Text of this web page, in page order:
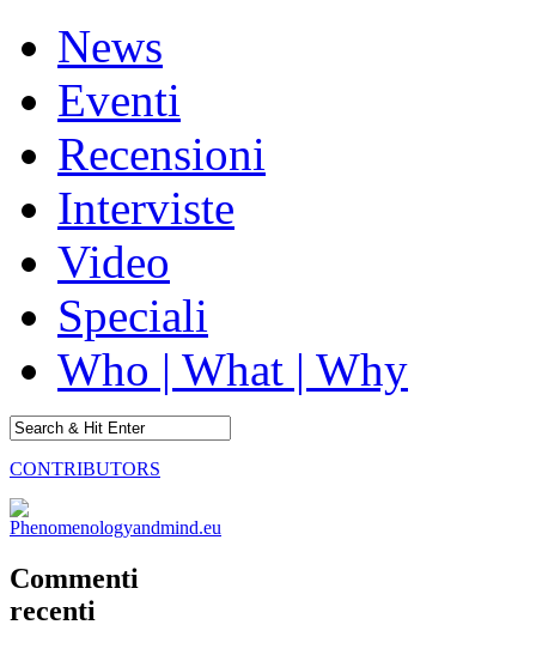
News
Eventi
Recensioni
Interviste
Video
Speciali
Who | What | Why
CONTRIBUTORS
Commenti
recenti